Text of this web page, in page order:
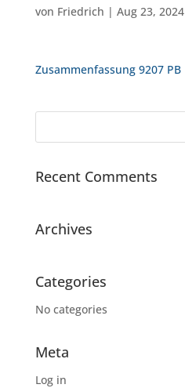
von Friedrich | Aug 23, 2024
Zusammenfassung 9207 PB
Recent Comments
Archives
Categories
No categories
Meta
Log in